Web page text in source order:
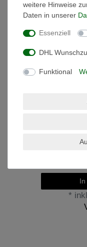
Rolle
*
weitere Hinweise
Daten in unserer
Essenziell
DHL
Funktional